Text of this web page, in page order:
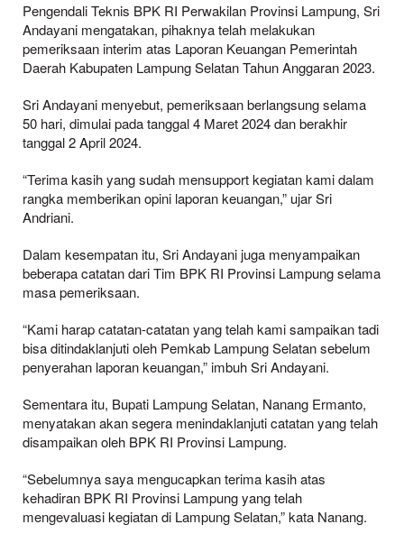
Pengendali Teknis BPK RI Perwakilan Provinsi Lampung, Sri
Andayani mengatakan, pihaknya telah melakukan
pemeriksaan interim atas Laporan Keuangan Pemerintah
Daerah Kabupaten Lampung Selatan Tahun Anggaran 2023.
Sri Andayani menyebut, pemeriksaan berlangsung selama
50 hari, dimulai pada tanggal 4 Maret 2024 dan berakhir
tanggal 2 April 2024.
“Terima kasih yang sudah mensupport kegiatan kami dalam
rangka memberikan opini laporan keuangan,” ujar Sri
Andriani.
Dalam kesempatan itu, Sri Andayani juga menyampaikan
beberapa catatan dari Tim BPK RI Provinsi Lampung selama
masa pemeriksaan.
“Kami harap catatan-catatan yang telah kami sampaikan tadi
bisa ditindaklanjuti oleh Pemkab Lampung Selatan sebelum
penyerahan laporan keuangan,” imbuh Sri Andayani.
Sementara itu, Bupati Lampung Selatan, Nanang Ermanto,
menyatakan akan segera menindaklanjuti catatan yang telah
disampaikan oleh BPK RI Provinsi Lampung.
“Sebelumnya saya mengucapkan terima kasih atas
kehadiran BPK RI Provinsi Lampung yang telah
mengevaluasi kegiatan di Lampung Selatan,” kata Nanang.